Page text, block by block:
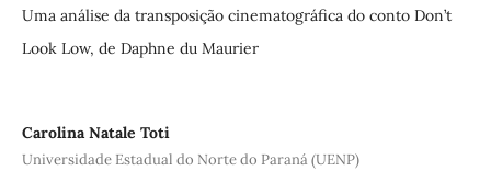
Uma análise da transposição cinematográfica do conto Don’t
Look Low, de Daphne du Maurier
Carolina Natale Toti
Universidade Estadual do Norte do Paraná (UENP)